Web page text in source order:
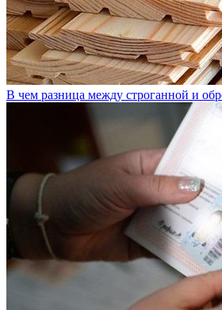
В чем разница между строганной и